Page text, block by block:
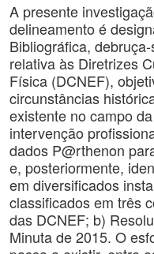
A presente
delineamento é
Bibliográfica,
relativa às Diretrizes
Física (DCNEF),
circunstâncias
existente no campo
intervenção
dados P@rthenon
e, posteriormente,
em diversificados
classificados em três
das DCNEF; b)
Minuta de 2015. O